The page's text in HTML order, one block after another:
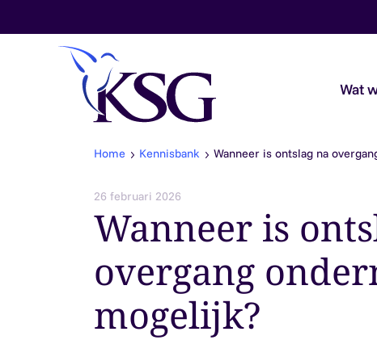
Wat
Belastingadvies
Payroll & Loonadvies
Accountancy & Bedrijfsadvies
Home Kennisbank Wanneer is ontslag na
26 februari 2026
Wanneer is
overgang
mogelijk?